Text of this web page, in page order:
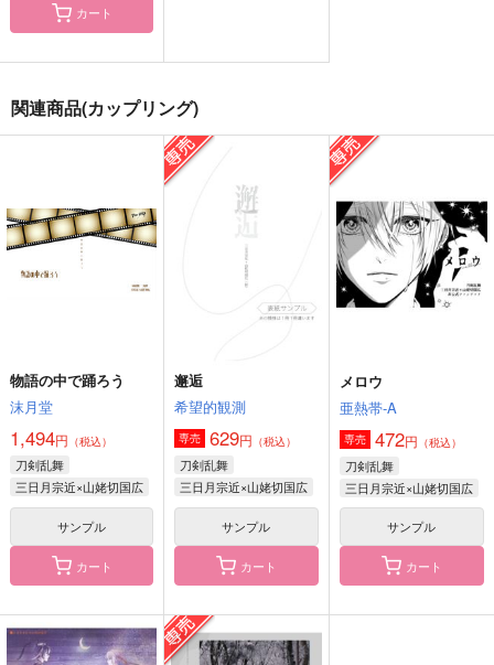
動報告書
サンプル
作品詳細
戀路宴
1,734
燭台切光忠
作品詳細
472円
燭台切光忠
サンプル
作品詳細
時の糸をば辿り紡い
1,650円（税込）
フェルディナンド×ローゼマイン
金木犀が香る頃
Atlas
629円（税込）
綾部喜八郎×立花仙蔵
金木犀の香り
水たまり
935円（税込）
カート
関連商品(カップリング)
物語の中で踊ろう
沫月堂
1,494円 （税込）
刀剣乱舞
三日月宗近×山姥切国広
サンプル
カート
邂逅
希望的観測
専売 629円 （税込）
刀剣乱舞
三日月宗近×山姥切国広
サンプル
カート
メロウ
亜熱帯-A
専売 472円 （税込）
刀剣乱舞
三日月宗近×山姥切国広
サンプル
カート